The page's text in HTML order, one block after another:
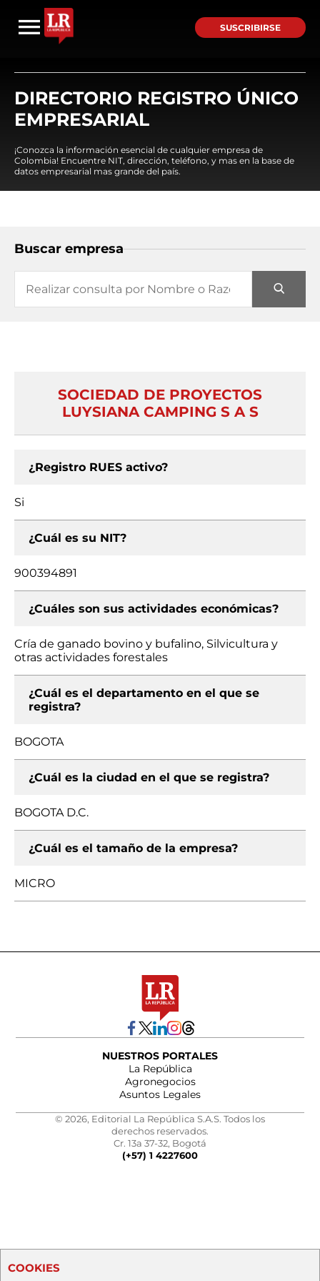
SUSCRIBIRSE
DIRECTORIO REGISTRO ÚNICO
EMPRESARIAL
¡Conozca la información esencial de cualquier empresa de
Colombia! Encuentre NIT, dirección, teléfono, y mas en la base de
datos empresarial mas grande del país.
Buscar empresa
SOCIEDAD DE PROYECTOS
LUYSIANA CAMPING S A S
¿Registro RUES activo?
Si
¿Cuál es su NIT?
900394891
¿Cuáles son sus actividades económicas?
Cría de ganado bovino y bufalino, Silvicultura y
otras actividades forestales
¿Cuál es el departamento en el que se
registra?
BOGOTA
¿Cuál es la ciudad en el que se registra?
BOGOTA D.C.
¿Cuál es el tamaño de la empresa?
MICRO
NUESTROS PORTALES
La República
Agronegocios
Asuntos Legales
© 2026, Editorial La República S.A.S. Todos los
derechos reservados.
Cr. 13a 37-32, Bogotá
(+57) 1 4227600
COOKIES